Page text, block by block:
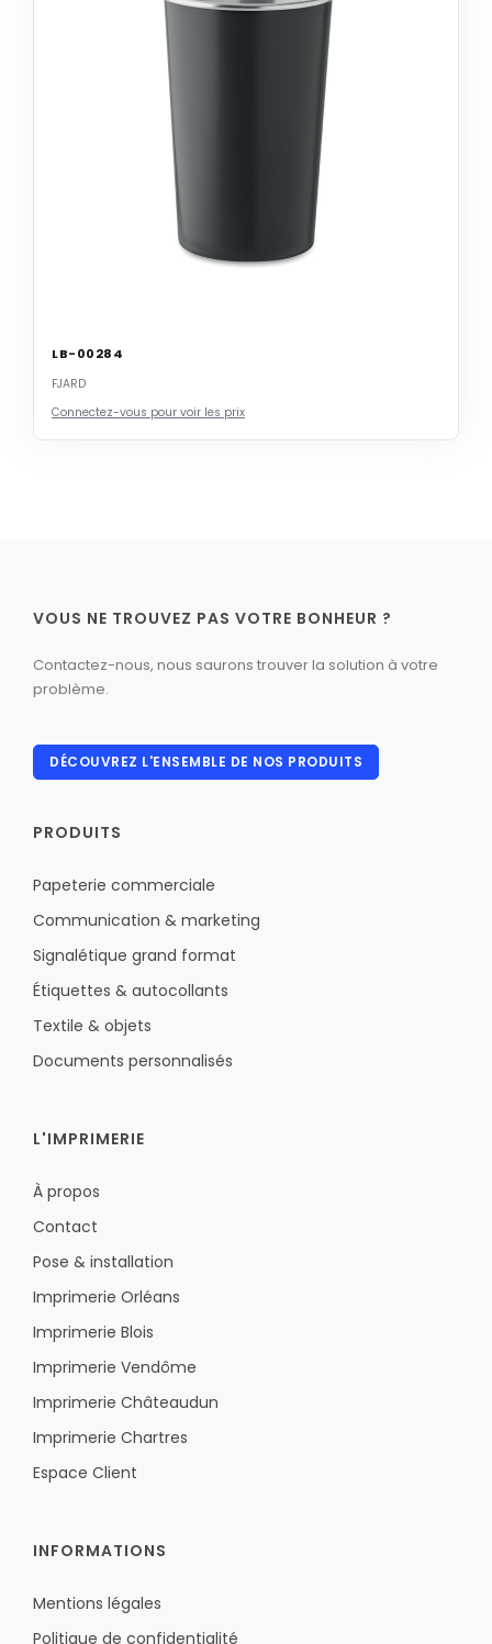
LB-00284
FJARD
Connectez-vous pour voir les prix
VOUS NE TROUVEZ PAS VOTRE BONHEUR ?
Contactez-nous, nous saurons trouver la solution à votre
problème.
DÉCOUVREZ L'ENSEMBLE DE NOS PRODUITS
PRODUITS
Papeterie commerciale
Communication & marketing
Signalétique grand format
Étiquettes & autocollants
Textile & objets
Documents personnalisés
L'IMPRIMERIE
À propos
Contact
Pose & installation
Imprimerie Orléans
Imprimerie Blois
Imprimerie Vendôme
Imprimerie Châteaudun
Imprimerie Chartres
Espace Client
INFORMATIONS
Mentions légales
Politique de confidentialité